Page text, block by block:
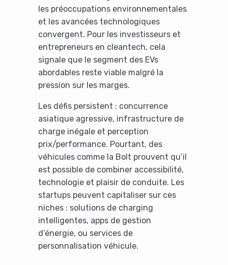
les préoccupations environnementales
et les avancées technologiques
convergent. Pour les investisseurs et
entrepreneurs en cleantech, cela
signale que le segment des EVs
abordables reste viable malgré la
pression sur les marges.
Les défis persistent : concurrence
asiatique agressive, infrastructure de
charge inégale et perception
prix/performance. Pourtant, des
véhicules comme la Bolt prouvent qu’il
est possible de combiner accessibilité,
technologie et plaisir de conduite. Les
startups peuvent capitaliser sur ces
niches : solutions de charging
intelligentes, apps de gestion
d’énergie, ou services de
personnalisation véhicule.